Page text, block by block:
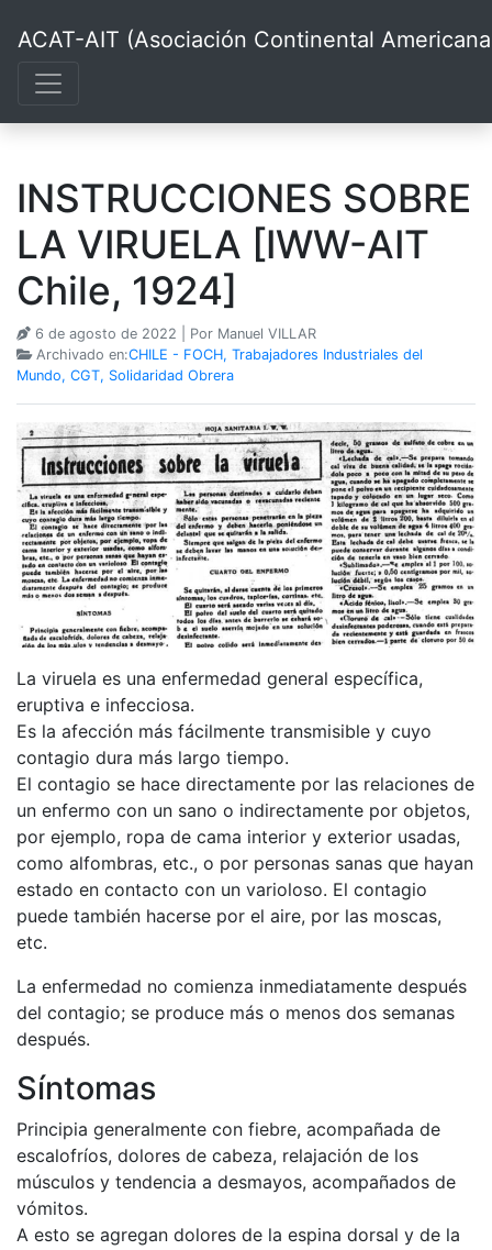
ACAT-AIT (Asociación Continental
INSTRUCCIONES SOBRE
LA VIRUELA [IWW-AIT
Chile, 1924]
6 de agosto de 2022
| Por Manuel VILLAR
Archivado en:CHILE - FOCH, Trabajadores Industriales del
Mundo, CGT, Solidaridad Obrera
La viruela es una enfermedad general específica,
eruptiva e infecciosa.
Es la afección más fácilmente transmisible y cuyo
contagio dura más largo tiempo.
El contagio se hace directamente por las relaciones de
un enfermo con un sano o indirectamente por objetos,
por ejemplo, ropa de cama interior y exterior usadas,
como alfombras, etc., o por personas sanas que hayan
estado en contacto con un varioloso. El contagio
puede también hacerse por el aire, por las moscas,
etc.
La enfermedad no comienza inmediatamente después
del contagio; se produce más o menos dos semanas
después.
Síntomas
Principia generalmente con fiebre, acompañada de
escalofríos, dolores de cabeza, relajación de los
músculos y tendencia a desmayos, acompañados de
vómitos.
A esto se agregan dolores de la espina dorsal y de la